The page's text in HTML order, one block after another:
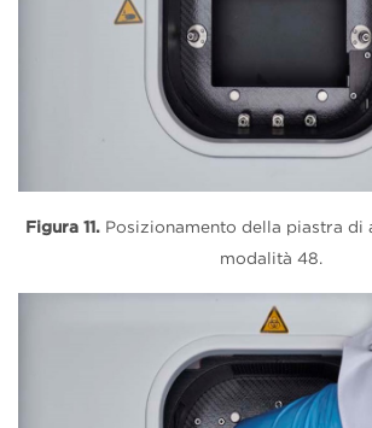
Figura 11. Posizionamento della piastra di
modalità 48.